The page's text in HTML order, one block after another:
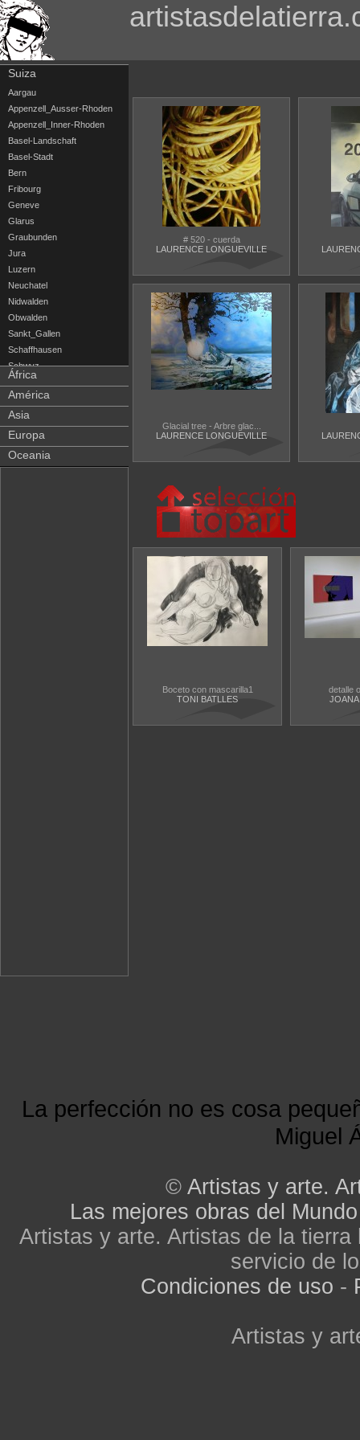
Suiza
Aargau
Appenzell_Ausser-Rhoden
Appenzell_Inner-Rhoden
Basel-Landschaft
Basel-Stadt
Bern
Fribourg
Geneve
Glarus
Graubunden
Jura
Luzern
Neuchatel
Nidwalden
Obwalden
Sankt_Gallen
Schaffhausen
Schwyz
Solothurn
Thurgau
Ticino
Uri
Valais
Vaud
África
América
Asia
Europa
Oceania
# 520 - cuerda
LAURENCE LONGUEVILLE
Glacial tree - Arbre glac...
LAURENCE LONGUEVILLE
Boceto con mascarilla1
TONI BATLLES
detalle
La perfección no es cosa
Miguel
© Artistas y arte.
Las mejores obras del Mundo
Artistas y arte. Artistas de la
servicio de
Condiciones de uso -
Artistas y